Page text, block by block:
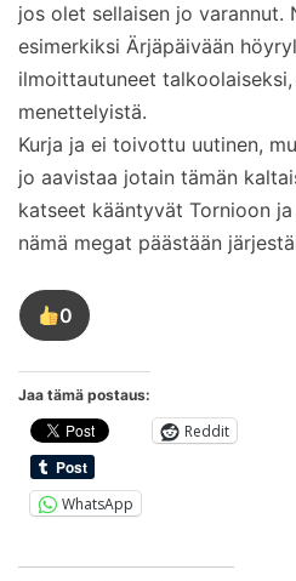
jos olet sellaisen jo varannut.
esimerkiksi Ärjäpäivään
ilmoittautuneet
menettelyistä.
Kurja ja ei toivottu uutinen,
jo aavistaa jotain tämän
katseet kääntyvät Tornioon
nämä megat päästään
0
Tykkää
tästä
Jaa tämä postaus:
Reddit
WhatsApp